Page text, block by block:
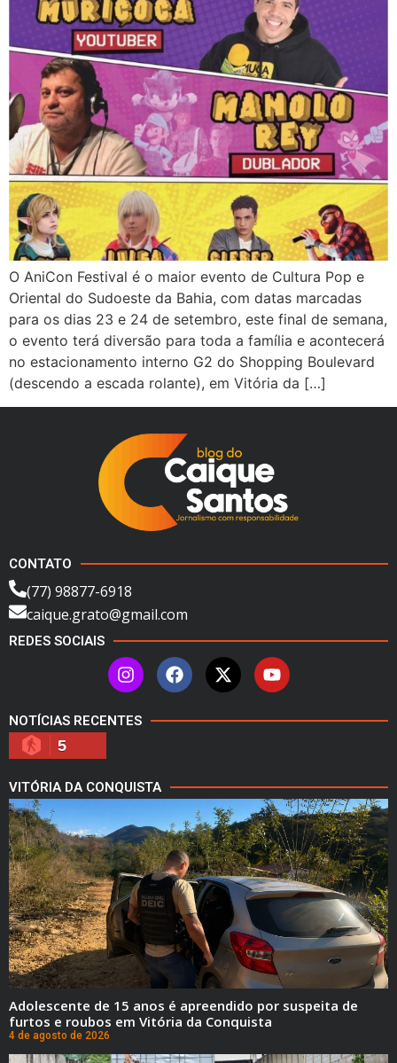
O AniCon Festival é o maior evento de Cultura Pop e
Oriental do Sudoeste da Bahia, com datas marcadas
para os dias 23 e 24 de setembro, este final de semana,
o evento terá diversão para toda a família e acontecerá
no estacionamento interno G2 do Shopping Boulevard
(descendo a escada rolante), em Vitória da […]
CONTATO
(77) 98877-6918
caique.grato@gmail.com
REDES SOCIAIS
NOTÍCIAS RECENTES
5
VITÓRIA DA CONQUISTA
Adolescente de 15 anos é apreendido por suspeita de
furtos e roubos em Vitória da Conquista
4 de agosto de 2026